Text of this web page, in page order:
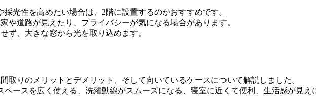
光性を高めたい場合は、2階に設置するのがおすすめです。
や道路が見えたり、プライバシーが気になる場合があります。
ず、大きな窓から光を取り込めます。
取りのメリットとデメリット、そして向いているケースについて解説しました。
ペースを広く使える、洗濯動線がスムーズになる、寝室に近くて便利、生活感が見